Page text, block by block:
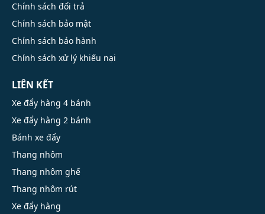
Chính sách đổi trả
Chính sách bảo mật
Chính sách bảo hành
Chính sách xử lý khiếu nại
LIÊN KẾT
Xe đẩy hàng 4 bánh
Xe đẩy hàng 2 bánh
Bánh xe đẩy
Thang nhôm
Thang nhôm ghế
Thang nhôm rút
Xe đẩy hàng